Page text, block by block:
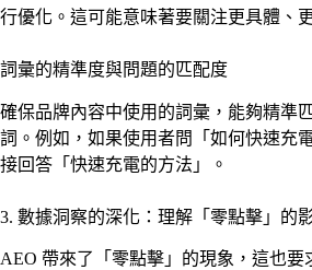
行優化。這可能意味著要關注更具體、
詞彙的精準度與問題的匹配度
確保品牌內容中使用的詞彙，能夠精準
詞。例如，如果使用者問「如何快速充
接回答「快速充電的方法」。
3. 數據洞察的深化：理解「零點擊」的
AEO 帶來了「零點擊」的現象，這也要